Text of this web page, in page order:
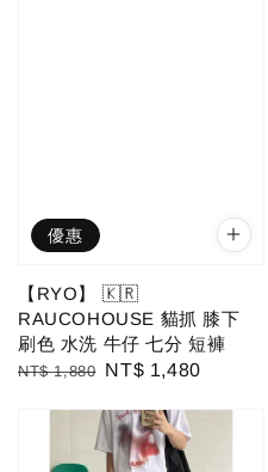
優惠
【RYO】 🇰🇷
RAUCOHOUSE 貓抓 膝下
刷色 水洗 牛仔 七分 短褲
Regular
NT$ 1,880 Sale
NT$ 1,480